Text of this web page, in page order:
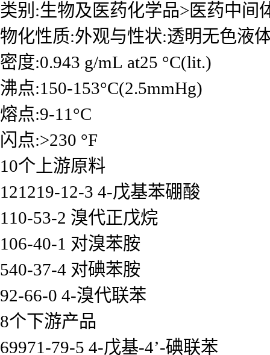
类别:生物及医药化学品>医药中间
物化性质:外观与性状:透明无色液
密度:0.943 g/mL at25 °C(lit.)
沸点:150-153°C(2.5mmHg)
熔点:9-11°C
闪点:>230 °F
10个上游原料
121219-12-3 4-戊基苯硼酸
110-53-2 溴代正戊烷
106-40-1 对溴苯胺
540-37-4 对碘苯胺
92-66-0 4-溴代联苯
8个下游产品
69971-79-5 4-戊基-4’-碘联苯